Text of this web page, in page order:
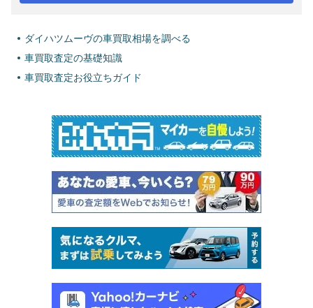
ダイハツムーヴの車買取相場を調べる
車買取査定の基礎知識
車買取査定お役立ちガイド